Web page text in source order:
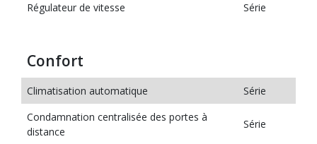
Régulateur de vitesse
Série
Confort
Climatisation automatique
Série
Condamnation centralisée des portes à
distance
Série